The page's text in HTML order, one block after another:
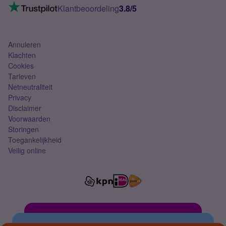
Mobiel abonnement
VoLTE 4G bellenKlantbeoordeling3.8/5
Annuleren
Klachten
Cookies
Tarieven
Netneutraliteit
Privacy
Disclaimer
Voorwaarden
Storingen
Toegankelijkheid
Veilig online